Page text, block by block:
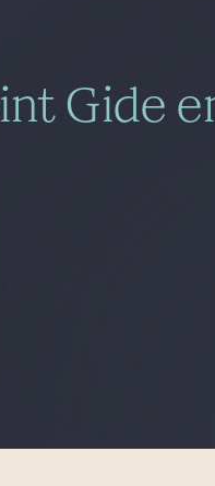
Gide